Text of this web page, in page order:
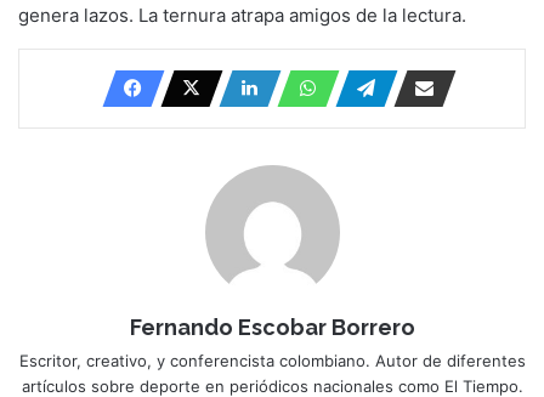
genera lazos. La ternura atrapa amigos de la lectura.
Fernando Escobar Borrero
Escritor, creativo, y conferencista colombiano. Autor de diferentes
artículos sobre deporte en periódicos nacionales como El Tiempo.